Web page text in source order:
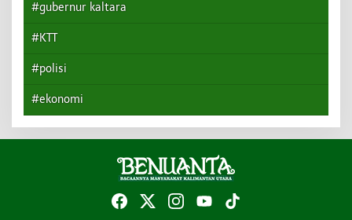
#gubernur kaltara
#KTT
#polisi
#ekonomi